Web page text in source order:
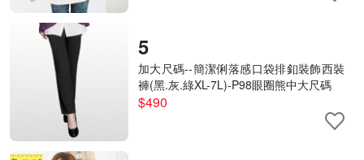
5
加大尺碼--簡潔俐落感口袋排釦裝飾西裝
褲(黑.灰.綠XL-7L)-P98眼圈熊中大尺碼
$490